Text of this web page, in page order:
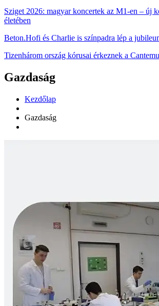
Sziget 2026: magyar koncertek az M1‑en – új
életében
Beton.Hofi és Charlie is színpadra lép a
Tizenhárom ország kórusai érkeznek a
Gazdaság
Kezdőlap
Gazdaság